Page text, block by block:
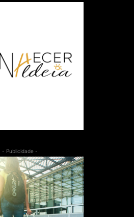
- Publicidade -